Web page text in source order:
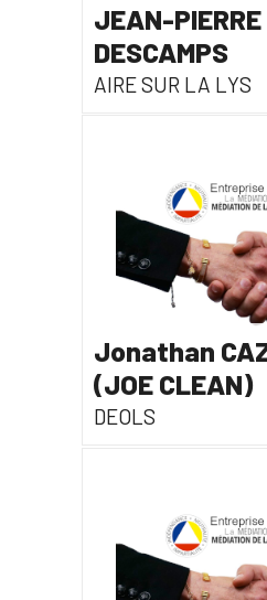
JEAN-PIERRE
DESCAMPS
AIRE SUR LA LYS
Jonathan
(JOE CLEAN)
DEOLS